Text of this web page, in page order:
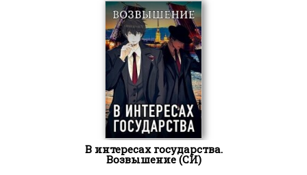
В интересах государства.
Возвышение (СИ)